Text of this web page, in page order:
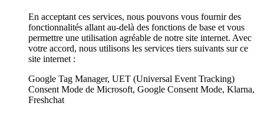
En acceptant ces services, nous pouvons vous fournir des
fonctionnalités allant au-delà des fonctions de base et vous
permettre une utilisation agréable de notre site internet. Avec
votre accord, nous utilisons les services tiers suivants sur ce
site internet :
Google Tag Manager, UET (Universal Event Tracking)
Consent Mode de Microsoft, Google Consent Mode, Klarna,
Freshchat